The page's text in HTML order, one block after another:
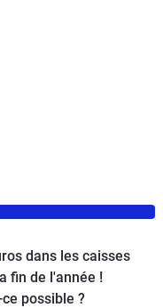
dans les caisses
fin de l'année !
possible ?